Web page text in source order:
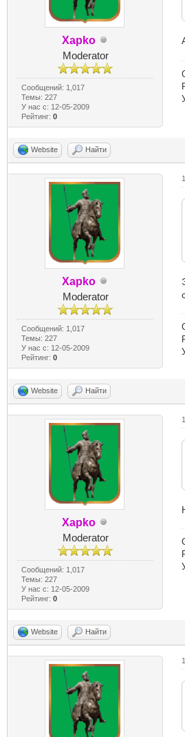
Xapko
Moderator
Сообщений: 1,017
Темы: 227
У нас с: 12-05-2009
Рейтинг:0
Website Найти
Xapko
Moderator
Сообщений: 1,017
Темы: 227
У нас с: 12-05-2009
Рейтинг:0
Website Найти
Xapko
Moderator
Сообщений: 1,017
Темы: 227
У нас с: 12-05-2009
Рейтинг:0
Website Найти